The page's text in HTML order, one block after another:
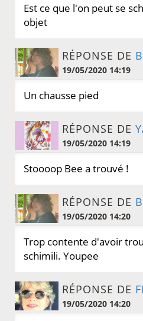
Est ce que l'on peut se
objet
RÉPONSE DE
19/05/2020 14:19
Un chausse pied
RÉPONSE DE
19/05/2020 14:19
Stoooop Bee a trouvé !
RÉPONSE DE
19/05/2020 14:20
Trop contente d'avoir
schimili. Youpee
RÉPONSE DE
19/05/2020 14:20